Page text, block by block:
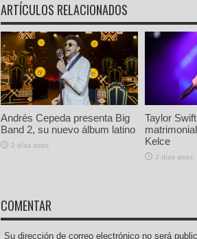
ARTÍCULOS RELACIONADOS
Andrés Cepeda presenta Big
Band 2, su nuevo álbum latino
2 días atras
Taylor
Kelce
2 días atras
COMENTAR
Su dirección de correo electrónico no será